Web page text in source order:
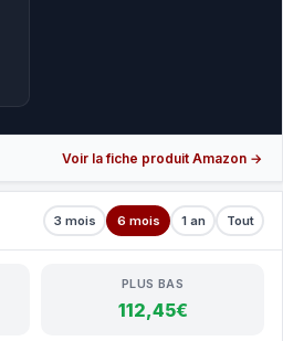
Voir la fiche produit Amazon →
3 mois 6 mois 1 an Tout
PLUS BAS
112,45€